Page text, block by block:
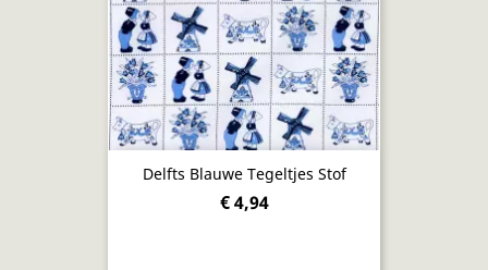
Delfts Blauwe Tegeltjes Stof
€ 4,94